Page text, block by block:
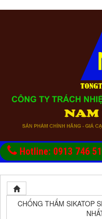
Hotline: 0913 746
CHỐNG THẤM SIKATOP